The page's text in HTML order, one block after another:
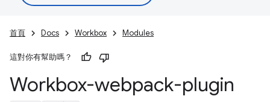
首頁 Docs Workbox Modules
這對你有幫助嗎？
Workbox-webpack-plugin